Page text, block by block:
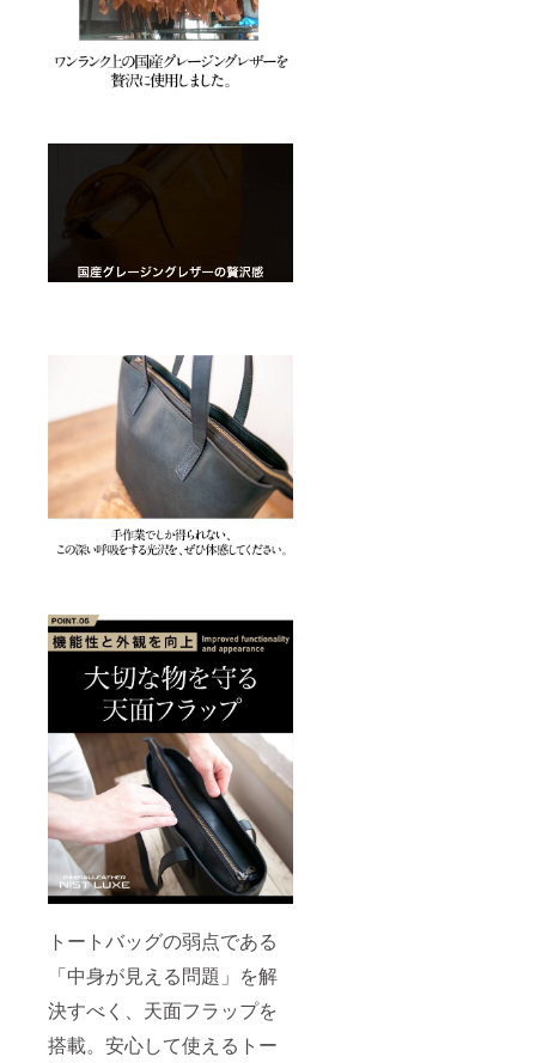
トートバッグの弱点である
「中身が見える問題」を解
決すべく、天面フラップを
搭載。安心して使えるトー